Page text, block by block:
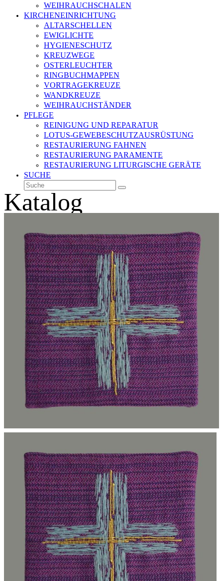
WEIHRAUCHSCHALEN
KIRCHENEINRICHTUNG
ALTARSCHELLEN
EWIGLICHTE
HYGIENESCHUTZ
KREUZWEGE
OSTERLEUCHTER
RINGBUCHMAPPEN
VORTRAGEKREUZE
WANDKREUZE
WEIHRAUCHSTÄNDER
PFLEGE
REINIGUNG UND REPARATUR
LOTUS-GEWEBESCHUTZAUSRÜSTUNG
RESTAURIERUNG FAHNEN
RESTAURIERUNG PARAMENTE
RESTAURIERUNG LITURGISCHE GERÄTE
SUCHE
Suche
Senden
Katalog